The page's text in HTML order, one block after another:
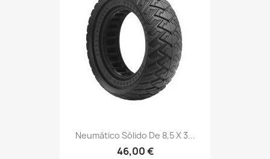
Neumático Sólido De 8,5 X 3...
46,00 €